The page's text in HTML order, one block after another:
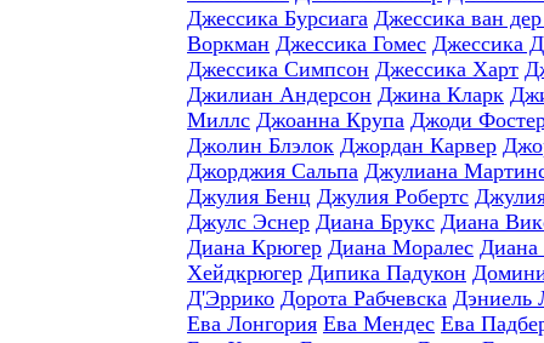
Джессика Бурсиага Джессика ван
Воркман Джессика Гомес Джессика
Джессика Симпсон Джессика Харт
Джилиан Андерсон Джина Кларк
Миллс Джоанна Крупа Джоди
Джолин Блэлок Джордан Карвер
Джорджия Сальпа Джулиана
Джулия Бенц Джулия Робертс
Джулс Эснер Диана Брукс Диана
Диана Крюгер Диана Моралес Диана
Хейдкрюгер Дипика Падукон
Д'Эррико Дорота Рабчевска Дэниель
Ева Лонгория Ева Мендес Ева